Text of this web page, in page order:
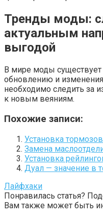
Тренды моды:
актуальным
выгодой
В мире моды существует
обновлению и
необходимо следить за
к новым веяниям.
Похожие записи:
Установка
Замена
Установка
Дуал — значение в
Лайфхаки
Понравилась статья?
Вам также может быть